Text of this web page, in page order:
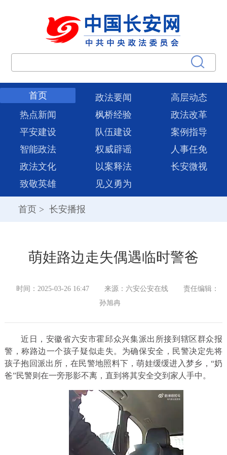
首页 政法要闻
高层动态
热点新闻
枫桥经验
政法改革
平安建设
队伍建设
案例指导
智能政法
权威辟谣
人事任免
政法文化
以案释法
长安微视
致敬英雄
见义勇为
首页 > 长安播报
萌娃路边走失偶遇临时警爸
时间：2025-03-26 16:47 来源：六安公安在线
责任编辑：
孙旭冉
近日，安徽省六安市霍邱众兴集派出所接到辖区群众报
警，称路边一个孩子疑似走失。为确保安全，民警决定先将
孩子抱回派出所，在民警地照料下，萌娃缓缓进入梦乡，“奶
爸”民警则在一旁形影不离，直到将其安全交到家人手中。